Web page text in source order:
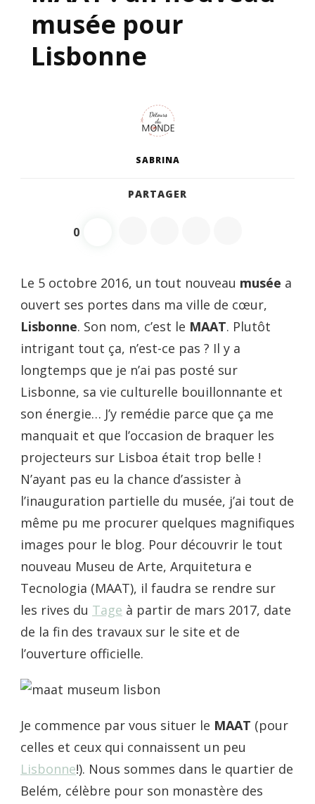
musée pour
Lisbonne
SABRINA
PARTAGER
0
Le 5 octobre 2016, un tout nouveau musée a
ouvert ses portes dans ma ville de cœur,
Lisbonne. Son nom, c’est le MAAT. Plutôt
intrigant tout ça, n’est-ce pas ? Il y a
longtemps que je n’ai pas posté sur
Lisbonne, sa vie culturelle bouillonnante et
son énergie… J’y remédie parce que ça me
manquait et que l’occasion de braquer les
projecteurs sur Lisboa était trop belle !
N’ayant pas eu la chance d’assister à
l’inauguration partielle du musée, j’ai tout de
même pu me procurer quelques magnifiques
images pour le blog. Pour découvrir le tout
nouveau Museu de Arte, Arquitetura e
Tecnologia (MAAT), il faudra se rendre sur
les rives du Tage à partir de mars 2017, date
de la fin des travaux sur le site et de
l’ouverture officielle.
Je commence par vous situer le MAAT (pour
celles et ceux qui connaissent un peu
Lisbonne!). Nous sommes dans le quartier de
Belém, célèbre pour son monastère des